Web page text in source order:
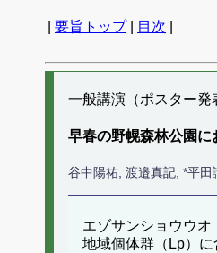
要旨トップ| 目次
一般講演（ポスター発
早春の野幌森林公園
谷中陽祐, 渡邉真記, *平田
エゾサンショウウオ
地域個体群（Lp）